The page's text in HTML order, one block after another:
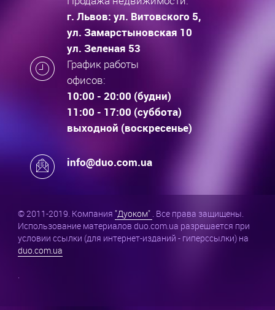
г. Львов: ул. Витовского 5,
ул. Замарстыновская 10
ул. Зеленая 53
График работы
офисов:
10:00 - 20:00 (будни)
11:00 - 17:00 (суббота)
выходной (воскресенье)
info@duo.com.ua
© 2011-2019. Компания "Дуоком" . Все права защищены.
Использование материалов duo.com.ua разрешается при
условии ссылки (для интернет-изданий - гиперссылки) на
duo.com.ua
.